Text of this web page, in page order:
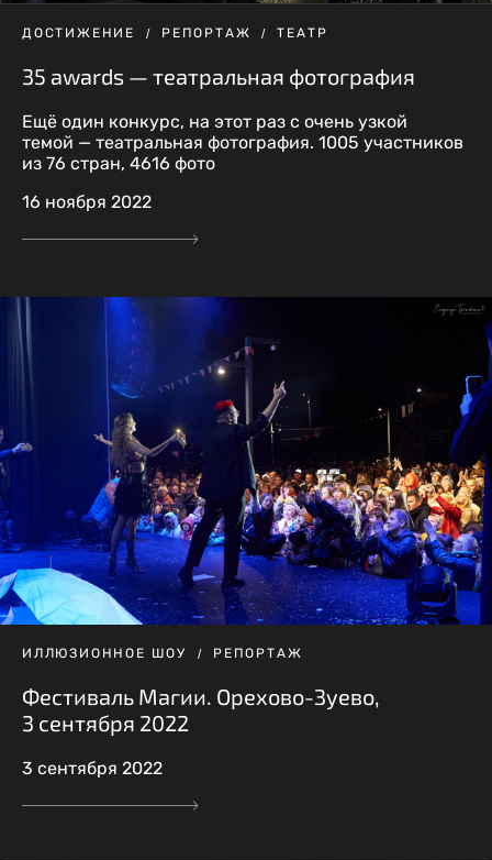
ДОСТИЖЕНИЕ РЕПОРТАЖ ТЕАТР
35 awards — театральная фотография
Ещё один конкурс, на этот раз с очень узкой
темой — театральная фотография. 1005 участников
из 76 стран, 4616 фото
16 ноября 2022
ИЛЛЮЗИОННОЕ ШОУ РЕПОРТАЖ
Фестиваль Магии. Орехово-Зуево,
3 сентября 2022
3 сентября 2022